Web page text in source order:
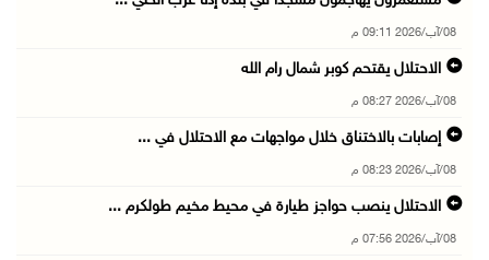
08/آب/2026 09:11 م
الاحتلال يقتحم كوبر شمال رام الله
08/آب/2026 08:27 م
إصابات بالاختناق خلال مواجهات مع الاحتلال في ...
08/آب/2026 08:23 م
الاحتلال ينصب حواجز طيارة في محيط مخيم طولكرم ...
08/آب/2026 07:56 م